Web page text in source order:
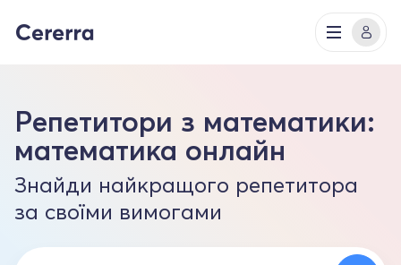
Репетитори з математики:
математика онлайн
Знайди найкращого репетитора
за своїми вимогами